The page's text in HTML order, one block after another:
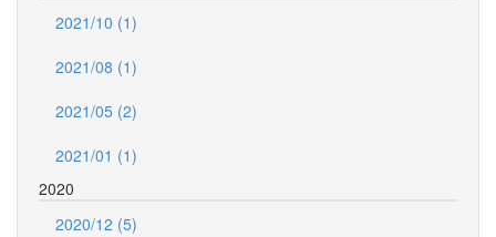
2021/10 (1)
2021/08 (1)
2021/05 (2)
2021/01 (1)
2020
2020/12 (5)